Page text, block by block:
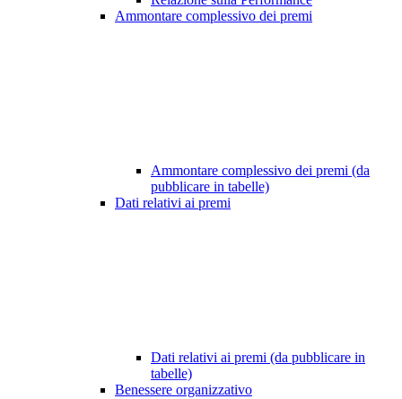
Ammontare complessivo dei premi
Ammontare complessivo dei premi (da
pubblicare in tabelle)
Dati relativi ai premi
Dati relativi ai premi (da pubblicare in
tabelle)
Benessere organizzativo